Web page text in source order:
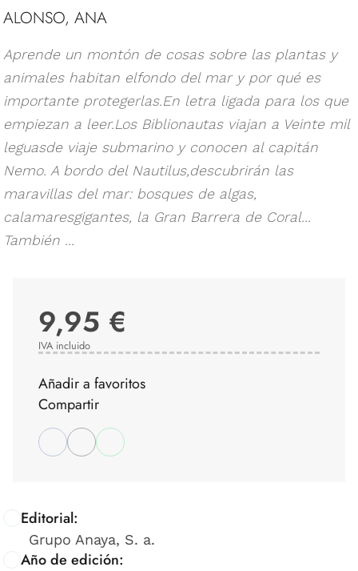
ALONSO, ANA
Aprende un montón de cosas sobre las plantas y
animales habitan elfondo del mar y por qué es
importante protegerlas.En letra ligada para los que
empiezan a leer.Los Biblionautas viajan a Veinte mil
leguasde viaje submarino y conocen al capitán
Nemo. A bordo del Nautilus,descubrirán las
maravillas del mar: bosques de algas,
calamaresgigantes, la Gran Barrera de Coral...
También ...
Editorial:
Grupo Anaya, S. a.
Año de edición:
9,95 €
IVA incluido
Añadir a favoritos
Compartir